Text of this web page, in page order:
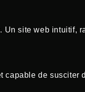
site web intuitif,
de susciter